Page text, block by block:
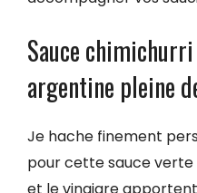
Sauce chimichurri
argentine pleine
Je hache finement
pour cette sauce verte
et le vinaigre